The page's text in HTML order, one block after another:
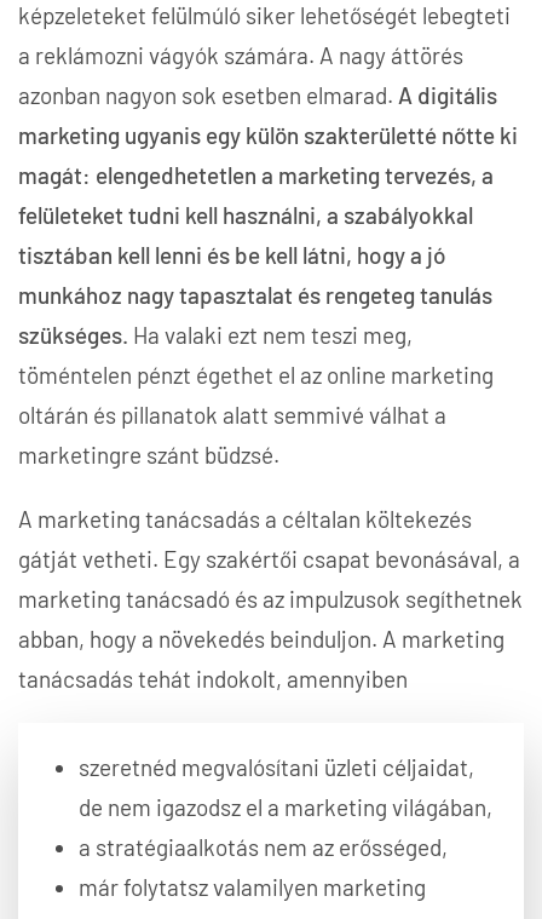
képzeleteket felülmúló siker lehetőségét lebegteti
a reklámozni vágyók számára. A nagy áttörés
azonban nagyon sok esetben elmarad. A digitális
marketing ugyanis egy külön szakterületté nőtte ki
magát: elengedhetetlen a marketing tervezés, a
felületeket tudni kell használni, a szabályokkal
tisztában kell lenni és be kell látni, hogy a jó
munkához nagy tapasztalat és rengeteg tanulás
szükséges. Ha valaki ezt nem teszi meg,
töméntelen pénzt égethet el az online marketing
oltárán és pillanatok alatt semmivé válhat a
marketingre szánt büdzsé.
A marketing tanácsadás a céltalan költekezés
gátját vetheti. Egy szakértői csapat bevonásával, a
marketing tanácsadó és az impulzusok segíthetnek
abban, hogy a növekedés beinduljon. A marketing
tanácsadás tehát indokolt, amennyiben
szeretnéd megvalósítani üzleti céljaidat,
de nem igazodsz el a marketing világában,
a stratégiaalkotás nem az erősséged,
már folytatsz valamilyen marketing